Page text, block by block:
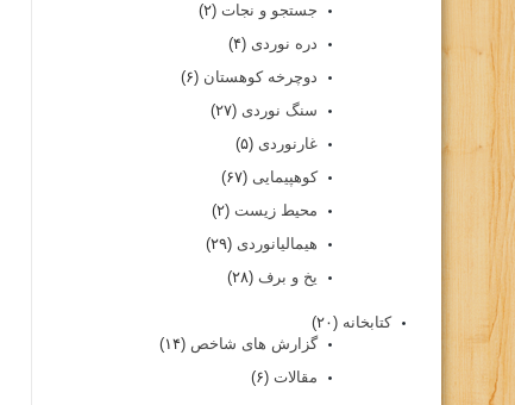
جستجو و نجات (۲)
دره نوردی (۴)
دوچرخه کوهستان (۶)
سنگ نوردی (۲۷)
غارنوردی (۵)
کوهپیمایی (۶۷)
محیط زیست (۲)
هیمالیانوردی (۲۹)
یخ و برف (۲۸)
کتابخانه (۲۰)
گزارش های شاخص (۱۴)
مقالات (۶)